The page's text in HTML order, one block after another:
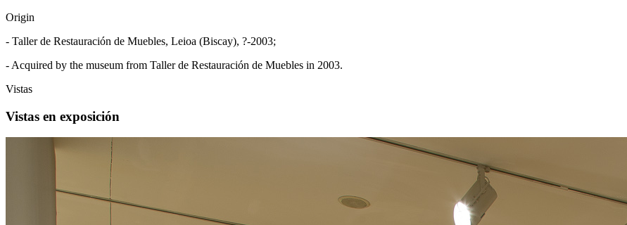
Origin
- Taller de Restauración de Muebles, Leioa (Biscay), ?-2003;
- Acquired by the museum from Taller de Restauración de Muebles in 2003.
Vistas
Vistas en exposición